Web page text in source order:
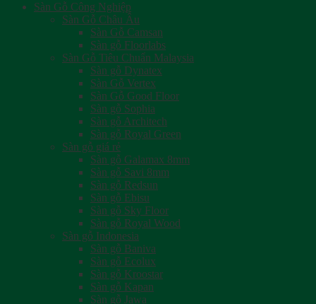
Sàn Gỗ Công Nghiệp
Sàn Gỗ Châu Âu
Sàn Gỗ Camsan
Sàn gỗ Floorlabs
Sàn Gỗ Tiêu Chuẩn Malaysia
Sàn gỗ Dynatex
Sàn Gỗ Vertex
Sàn Gỗ Good Floor
Sàn gỗ Sophia
Sàn gỗ Architech
Sàn gỗ Royal Green
Sàn gỗ giá rẻ
Sàn gỗ Galamax 8mm
Sàn gỗ Savi 8mm
Sàn gỗ Redsun
Sàn gỗ Ebisu
Sàn gỗ Sky Floor
Sàn gỗ Royal Wood
Sàn gỗ Indonesia
Sàn gỗ Baniva
Sàn gỗ Ecolux
Sàn gỗ Kroostar
Sàn gỗ Kapan
Sàn gỗ Jawa